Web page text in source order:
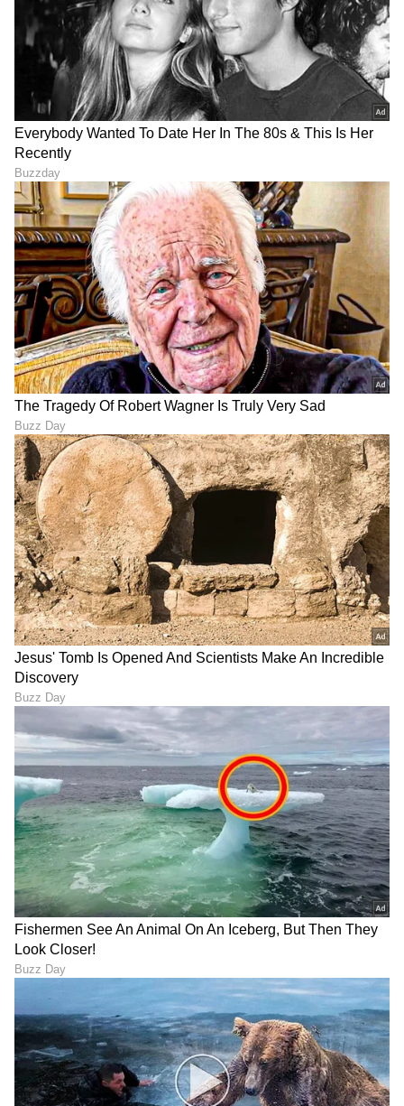
ಫೋನ್ ಕರೆಗಳಿಗಾಗಿ, ಟ್ರಿಪಲ್-ಮೈಕ್ ಎಐ ಕಾಲ್ ನಾಯ್ಸ್
ರಿಡಕ್ಷನ್ (Triple-mic AI call noise reduction) ಅತಿ
ಹೆಚ್ಚು ಸದ್ದಿರುವ ಪರಿಸರದಲ್ಲೂ ಸ್ಪಷ್ಟ ಮತ್ತು ಸ್ಥಿರವಾದ ಧ್ವನಿ
ಪ್ರಸರಣವನ್ನು ನೀಡುತ್ತದೆ. ಒಪ್ಪೋ ಕಂಪನಿಯು ಈ ಸಿಸ್ಟಮ್
ಅನ್ನು ಗಂಟೆಗೆ 25 ಕಿಮೀ ವೇಗದ ಗಾಳಿಯ ನಡುವೆಯೂ
ಪರೀಕ್ಷಿಸಿದ್ದು, ಅಲ್ಲಿ ಎಐ ಪ್ರೊಸೆಸಿಂಗ್ ಸಕ್ರಿಯವಾಗಿ
ಮಾತನಾಡುವವರ ಧ್ವನಿಯನ್ನು ಪ್ರತ್ಯೇಕಿಸುತ್ತದೆ ಮತ್ತು ಹಿನ್ನೆಲೆ
ಗದ್ದಲದ ಏರಿಳಿತದ ನಡುವೆಯೂ ಸ್ಥಿರವಾದ ವಾಲ್ಯೂಮ್
ಮಟ್ಟವನ್ನು ಕಾಯ್ದುಕೊಳ್ಳುತ್ತದೆ.
ಇದಲ್ಲದೆ, ಇದರಲ್ಲಿ AI ಟ್ರಾನ್ಸ್‌ಲೇಟ್‌ ವೈಶಿಷ್ಟ್ಯವಿದ್ದು ಇದು
ಎರಡು ಮೋಡ್‌ಗಳಲ್ಲಿ ಕೆಲಸ ಮಾಡುತ್ತದೆ: ಒನ್-ಸೈಡೆಡ್
ಸಂಭಾಷಣೆಗಳ ಸಮಯದಲ್ಲಿ ಏಕಕಾಲದಲ್ಲಿ ಅನುವಾದಕ್ಕಾಗಿ
ಲೈವ್‌ ಟ್ರಾನ್ಸ್‌ಲೇಷನ್‌ ಮತ್ತು ಪರಸ್ಪರ ಸಂಭಾಷಣೆಗಾಗಿ ಫೇಸ್‌
ಟು ಫೇಸ್‌ ಟ್ರಾನ್ಸ್‌ಲೇಷನ್‌. ಭಾಷೆಯ ಗಡಿಗಳನ್ನು ಮೀರಿ
ಆಗಾಗ್ಗೆ ಪ್ರಯಾಣಿಸುವ ಯಾರಿಗಾದರೂ ಈ ವೈಶಿಷ್ಟ್ಯವು ಹೆಚ್ಚು
ಪ್ರಸ್ತುತವಾಗಿದೆ ಎಂದು ಅನಿಸುತ್ತದೆ.
ದೀರ್ಘ ಬ್ಯಾಟರಿ ಬಾಳಿಕೆ
ಇಯರ್‌ಬಡ್ಸ್‌ಗಳು ಸಾಮಾನ್ಯವಾಗಿ ಅತ್ಯಂತ ಅನನುಕೂಲಕರ
ಕ್ಷಣಗಳಲ್ಲಿ ಚಾರ್ಜ್ ಖಾಲಿಯಾಗಿ ಯೂಸರ್‌ಗೆ ಬ್ಯಾಟರಿ
ಆತಂಕವನ್ನು ಉಂಟುಮಾಡುತ್ತವೆ. Enco Air5 Pro
ಇಯರ್‌ಬಡ್ಸ್ ಮತ್ತು ಕೇಸ್ ಒಟ್ಟಾಗಿ ಪೂರ್ಣ ಚಾರ್ಜ್‌ನಲ್ಲಿ
ಬರೋಬ್ಬರಿ 54 ಗಂಟೆಗಳ ಒಟ್ಟು ಪ್ಲೇಬ್ಯಾಕ್ ಸಮಯವನ್ನು
ನೀಡುವ ಮೂಲಕ ಈ ಸಮಸ್ಯೆಯನ್ನು ಪರಿಹರಿಸುತ್ತದೆ. ದಿನಕ್ಕೆ
ಸರಾಸರಿ 3-4 ಗಂಟೆಗಳ ಕಾಲ ಬಳಸಿದರೆ, ಒಮ್ಮೆ ಚಾರ್ಜ್
ಮಾಡಿದರೆ ಸಾಕು, ಸತತ ಎರಡು ವಾರಗಳವರೆಗೆ ಚಾರ್ಜಿಂಗ್
ಕಡೆ ತಲೆಕೆಡಿಸಿಕೊಳ್ಳಬೇಕಾಗಿಲ್ಲ. ಇನ್ನು ತುರ್ತು ಸಂದರ್ಭದಲ್ಲಿ
ಕೇವಲ 10 ನಿಮಿಷಗಳ ಕ್ವಿಕ್ ಚಾರ್ಜ್ ಮಾಡಿದರೆ ಸಾಕು, ಇದು
4 ಗಂಟೆಗಳ ಪ್ಲೇಬ್ಯಾಕ್ ಅವಧಿಯನ್ನು ನೀಡುತ್ತದೆ.
ಬ್ಯಾಟರಿಯ ಬಾಳಿಕೆಗೆ ಸಂಬಂಧಿಸಿದಂತೆ, Enco Air5 Pro
ಬ್ಯಾಟರಿಯು 1,000 ಚಾರ್ಜ್ ಸೈಕಲ್‌ಗಳ ನಂತರವೂ ಅಥವಾ
ಐದು ವರ್ಷಗಳ ದೈನಂದಿನ ಚಾರ್ಜಿಂಗ್ ನಂತರವೂ ಅದರ
ದಕ್ಷತೆ ಮತ್ತು ಆರೋಗ್ಯವನ್ನು ಬಲವಾಗಿ ಕಾಯ್ದುಕೊಳ್ಳುತ್ತದೆ
ಎಂದು ಒಪ್ಪೋ ರೇಟಿಂಗ್ ನೀಡಿದೆ. ಈ ಬೆಲೆಯಲ್ಲಿ ಇಂತಹ
ಬಾಳಿಕೆಯ ಬದ್ಧತೆಯನ್ನು ಬೇರೆ ಕಂಪನಿಗಳು ನೀಡುವುದು
ಅಪರೂಪ.